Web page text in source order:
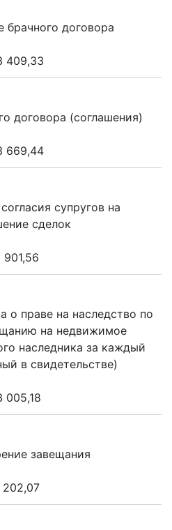
брачного договора
409,33
договора (соглашения)
669,44
супругов на
сделок
901,56
о праве на наследство по
на недвижимое
наследника за каждый
в свидетельстве)
005,18
завещания
202,07